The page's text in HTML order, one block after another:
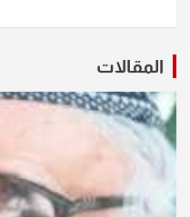
المقالات